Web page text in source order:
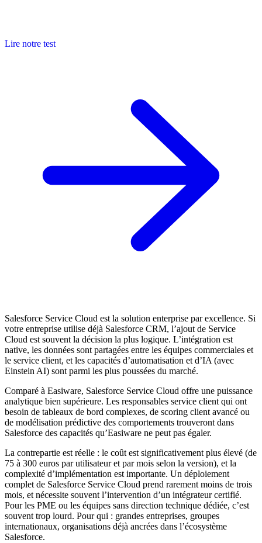
Lire notre test
Salesforce Service Cloud est la solution enterprise par excellence. Si
votre entreprise utilise déjà Salesforce CRM, l’ajout de Service
Cloud est souvent la décision la plus logique. L’intégration est
native, les données sont partagées entre les équipes commerciales et
le service client, et les capacités d’automatisation et d’IA (avec
Einstein AI) sont parmi les plus poussées du marché.
Comparé à Easiware, Salesforce Service Cloud offre une puissance
analytique bien supérieure. Les responsables service client qui ont
besoin de tableaux de bord complexes, de scoring client avancé ou
de modélisation prédictive des comportements trouveront dans
Salesforce des capacités qu’Easiware ne peut pas égaler.
La contrepartie est réelle : le coût est significativement plus élevé (de
75 à 300 euros par utilisateur et par mois selon la version), et la
complexité d’implémentation est importante. Un déploiement
complet de Salesforce Service Cloud prend rarement moins de trois
mois, et nécessite souvent l’intervention d’un intégrateur certifié.
Pour les PME ou les équipes sans direction technique dédiée, c’est
souvent trop lourd. Pour qui : grandes entreprises, groupes
internationaux, organisations déjà ancrées dans l’écosystème
Salesforce.